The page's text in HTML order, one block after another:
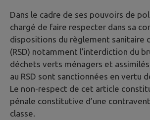
Dans le cadre de ses pouvoirs de
chargé de faire respecter dans sa
dispositions du règlement sanitaire
(RSD) notamment l’interdiction du
déchets verts ménagers et
au RSD sont sanctionnées en vertu
Le non-respect de cet article
pénale constitutive d’une
classe.